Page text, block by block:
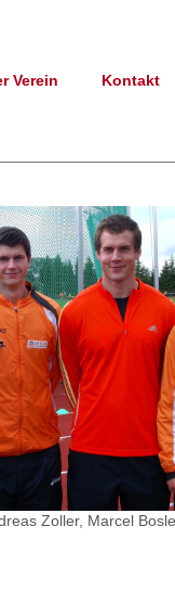
Verein Kontakt
Zoller, Marcel